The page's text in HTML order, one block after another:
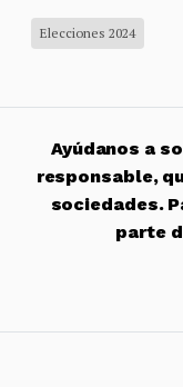
Elecciones 2024
Ayúdanos a
responsable,
sociedades.
parte